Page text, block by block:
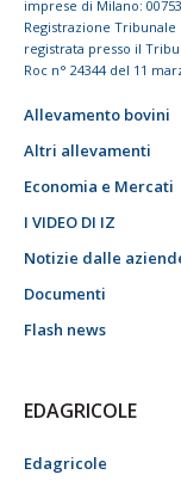
imprese di Milano:
Registrazione
registrata presso il
Roc n° 24344 del 11
Allevamento bovini
Altri allevamenti
Economia e Mercati
I VIDEO DI IZ
Notizie dalle
Documenti
Flash news
EDAGRICOLE
Edagricole